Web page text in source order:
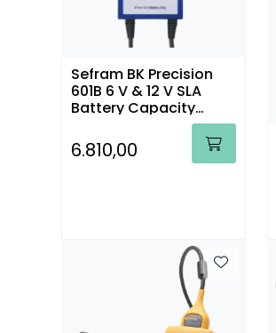
Sefram BK Precision
601B 6 V & 12 V SLA
Battery Capacity
6.810,00